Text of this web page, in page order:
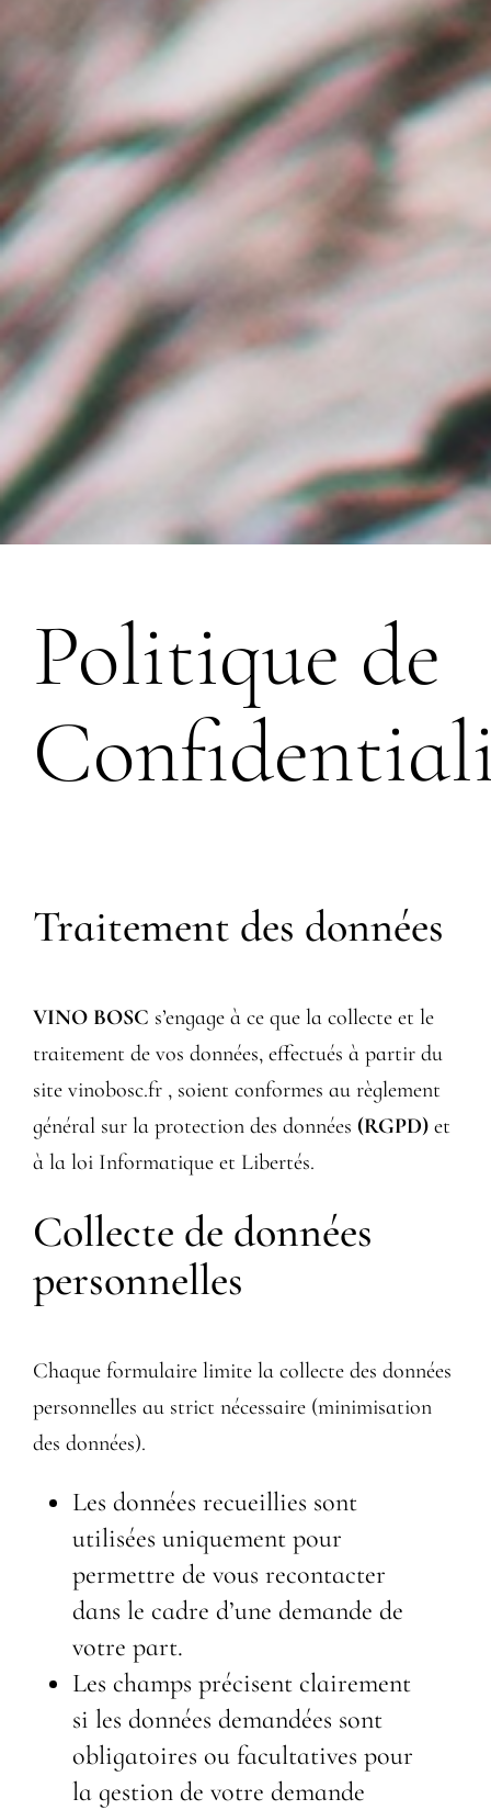
Politique de
Traitement des données
VINO BOSC s’engage à ce que la collecte et le
traitement de vos données, effectués à partir du
site vinobosc.fr , soient conformes au règlement
général sur la protection des données (RGPD) et
à la loi Informatique et Libertés.
Collecte de données
personnelles
Chaque formulaire limite la collecte des données
personnelles au strict nécessaire (minimisation
des données).
Les données recueillies sont
utilisées uniquement pour
permettre de vous recontacter
dans le cadre d’une demande de
votre part.
Les champs précisent clairement
si les données demandées sont
obligatoires ou facultatives pour
la gestion de votre demande